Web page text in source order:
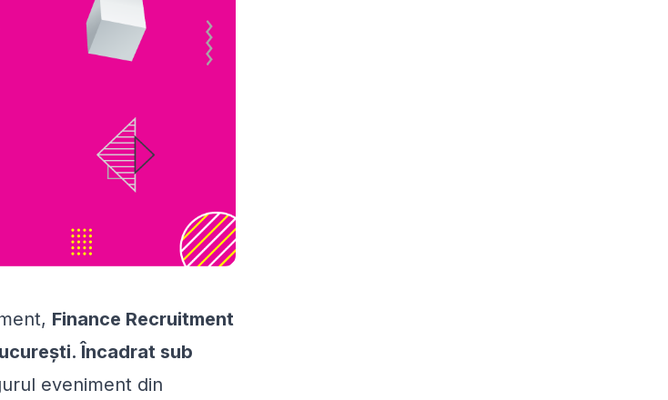
Finance Recruitment
Încadrat sub
eveniment din